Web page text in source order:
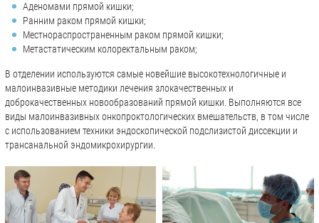
Аденомами прямой кишки;
Ранним раком прямой кишки;
Местнораспространенным раком прямой кишки;
Метастатическим колоректальным раком;
В отделении используются самые новейшие высокотехнологичные и
малоинвазивные методики лечения злокачественных и
доброкачественных новообразований прямой кишки. Выполняются все
виды малоинвазивных онкопроктологических вмешательств, в том числе
с использованием техники эндоскопической подслизистой диссекции и
трансанальной эндомикрохирургии.